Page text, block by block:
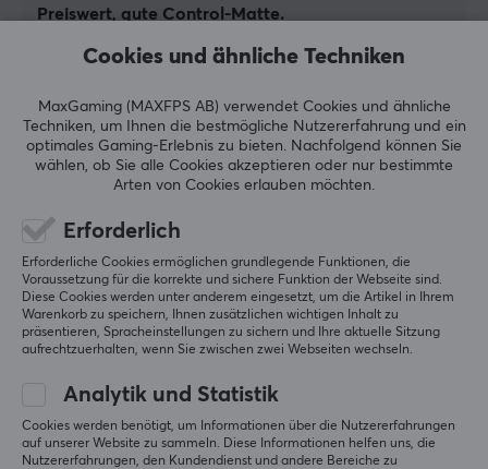
1400 mm
Preiswert, gute Control-Matte.
groß geworden. Aber genauso gut wie die anderen
habe.
Original anzeigen
Mionix Alioth Mauspad - 3XL
0 Likes
Jussi S
Verifizierter Käufer
Level 5
Bossy Scout
Matte riecht schlecht
Tisch. Das Problem ist der Geruch der Matte, der
der Geruch verschwindet nicht durch Lüften. Wenn
du geruchsempfindlich bist, ist diese Matte auf
Cookies und ähnliche Techniken
MaxGaming (MAXFPS AB) verwendet Cookies und ähnliche
Techniken, um Ihnen die bestmögliche Nutzererfahrung und ein
optimales Gaming-Erlebnis zu bieten. Nachfolgend können Sie
wählen, ob Sie alle Cookies akzeptieren oder nur bestimmte
Arten von Cookies erlauben möchten.
Erforderlich
Erforderliche Cookies ermöglichen grundlegende Funktionen, die
Voraussetzung für die korrekte und sichere Funktion der Webseite sind.
Diese Cookies werden unter anderem eingesetzt, um die Artikel in Ihrem
Warenkorb zu speichern, Ihnen zusätzlichen wichtigen Inhalt zu
präsentieren, Spracheinstellungen zu sichern und Ihre aktuelle Sitzung
aufrechtzuerhalten, wenn Sie zwischen zwei Webseiten wechseln.
Analytik und Statistik
Cookies werden benötigt, um Informationen über die Nutzererfahrungen
auf unserer Website zu sammeln. Diese Informationen helfen uns, die
Nutzererfahrungen, den Kundendienst und andere Bereiche zu